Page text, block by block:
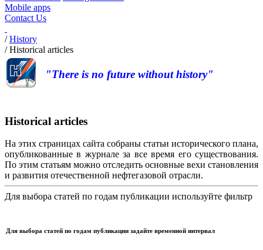
Mobile apps
Contact Us
/History
/Historical articles
"There is no future without history"
Historical articles
На этих страницах сайта собраны статьи исторического плана,
опубликованные в журнале за все время его существования.
По этим статьям можно отследить основные вехи становления
и развития отечественной нефтегазовой отрасли.
Для выбора статей по годам публикации используйте фильтр
Для выбора статей по годам публикации задайте временной интервал